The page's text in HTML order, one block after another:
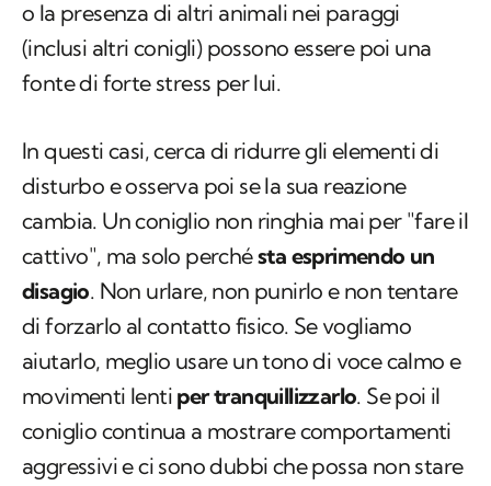
o la presenza di altri animali nei paraggi
(inclusi altri conigli) possono essere poi una
fonte di forte stress per lui.
In questi casi, cerca di ridurre gli elementi di
disturbo e osserva poi se la sua reazione
cambia. Un coniglio non ringhia mai per "fare il
cattivo", ma solo perchésta esprimendo un
disagio. Non urlare, non punirlo e non tentare
di forzarlo al contatto fisico. Se vogliamo
aiutarlo, meglio usare un tono di voce calmo e
movimenti lenti per tranquillizzarlo. Se poi il
coniglio continua a mostrare comportamenti
aggressivi e ci sono dubbi che possa non stare